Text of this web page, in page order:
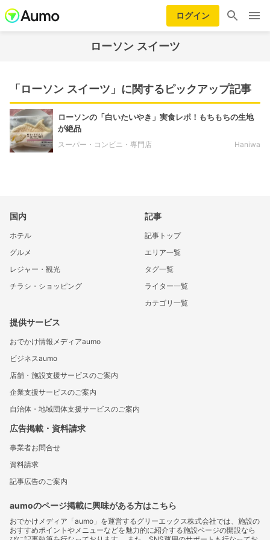
ログイン
ローソン スイーツ
「ローソン スイーツ」に関するピックアップ記事
ローソンの「白いたいやき」実食レポ！もちもちの生地
が絶品
スーパー・コンビニ・専門店
Haniwa
国内
ホテル
グルメ
レジャー・観光
チラシ・ショッピング
記事
記事トップ
エリア一覧
タグ一覧
ライター一覧
カテゴリ一覧
提供サービス
おでかけ情報メディアaumo
ビジネスaumo
店舗・施設支援サービスのご案内
企業支援サービスのご案内
自治体・地域団体支援サービスのご案内
広告掲載・資料請求
事業者お問合せ
資料請求
記事広告のご案内
aumoのページ掲載に興味がある方はこちら
おでかけメディア「aumo」を運営するグリーエックス株式会社では、施設の
おすすめポイントやメニューなどを魅力的に紹介する施設ページの開設なら